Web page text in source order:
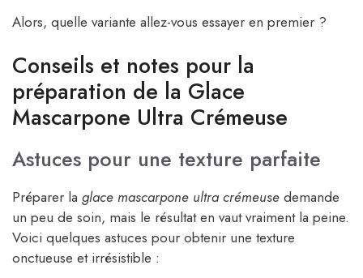
Alors, quelle variante allez-vous essayer en premier ?
Conseils et notes pour la
préparation de la Glace
Mascarpone Ultra Crémeuse
Astuces pour une texture parfaite
Préparer la glace mascarpone ultra crémeuse demande
un peu de soin, mais le résultat en vaut vraiment la peine.
Voici quelques astuces pour obtenir une texture
onctueuse et irrésistible :